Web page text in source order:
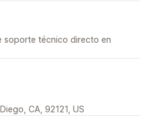
soporte técnico directo en
CA, 92121, US